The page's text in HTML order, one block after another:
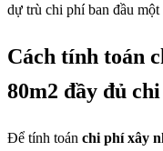
dự trù chi phí ban đầu một
Cách tính toán
80m2 đầy đủ
Để tính toán chi phí xây